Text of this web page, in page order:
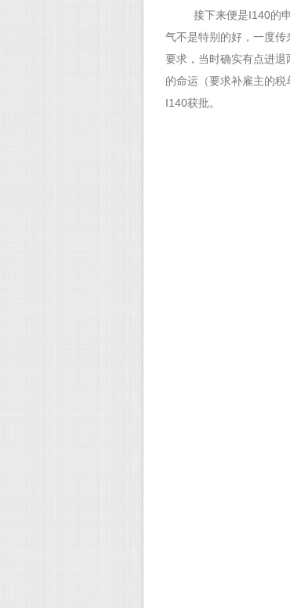
接下来便是I140的
气不是特别的好，一度
要求，当时确实有点进
的命运（要求补雇主的
I140获批。